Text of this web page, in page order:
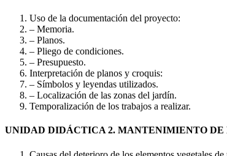
Uso de la documentación del proyecto:
– Memoria.
– Planos.
– Pliego de condiciones.
– Presupuesto.
Interpretación de planos y croquis:
– Símbolos y leyendas utilizados.
– Localización de las zonas del jardín.
Temporalización de los trabajos a realizar.
UNIDAD DIDÁCTICA 2. MANTENIMIENTO DE